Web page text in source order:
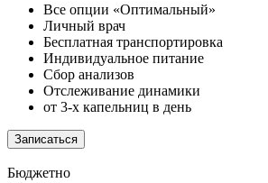
Все опции «Оптимальный»
Личный врач
Бесплатная транспортировка
Индивидуальное питание
Сбор анализов
Отслеживание динамики
от 3-х капельниц в день
Записаться
Бюджетно